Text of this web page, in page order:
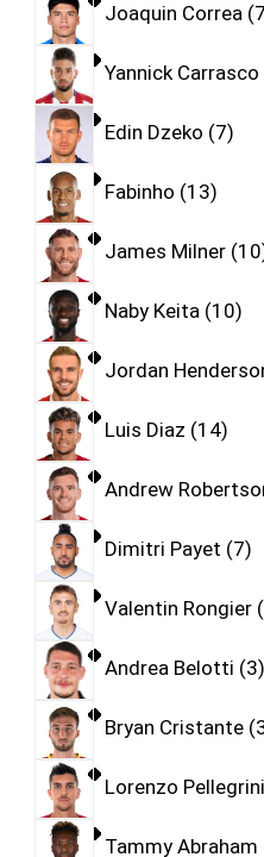
Joaquin Correa 7
Yannick Carrasco
Edin Dzeko 7
Fabinho 13
James Milner 10
Naby Keita 10
Jordan
Luis Diaz 14
Andrew
Dimitri Payet 7
Valentin Rongier
Andrea Belotti 3
Bryan Cristante
Lorenzo Pellegrini
Tammy Abraham